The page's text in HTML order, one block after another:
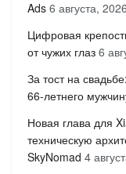
Ads 6 августа, 2026
Цифровая
от чужих глаз 6
За тост на
66-летнего
Новая глава для
техническую
SkyNomad 4